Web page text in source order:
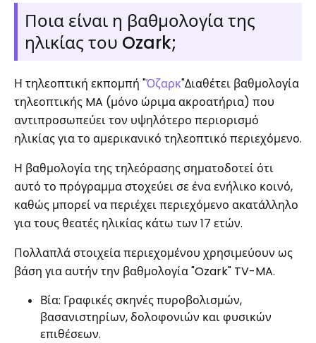
Ποια είναι η βαθμολογία της
ηλικίας του Ozark;
Η τηλεοπτική εκπομπή "Όζαρκ"Διαθέτει βαθμολογία
τηλεοπτικής MA (μόνο ώριμα ακροατήρια) που
αντιπροσωπεύει τον υψηλότερο περιορισμό
ηλικίας για το αμερικανικό τηλεοπτικό περιεχόμενο.
Η βαθμολογία της τηλεόρασης σηματοδοτεί ότι
αυτό το πρόγραμμα στοχεύει σε ένα ενήλικο κοινό,
καθώς μπορεί να περιέχει περιεχόμενο ακατάλληλο
για τους θεατές ηλικίας κάτω των 17 ετών.
Πολλαπλά στοιχεία περιεχομένου χρησιμεύουν ως
βάση για αυτήν την βαθμολογία "Ozark" TV-MA.
Βία: Γραφικές σκηνές πυροβολισμών,
βασανιστηρίων, δολοφονιών και φυσικών
επιθέσεων.